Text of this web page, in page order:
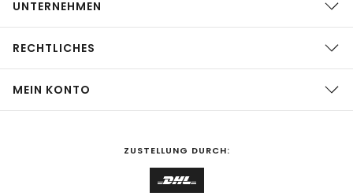
UNTERNEHMEN
RECHTLICHES
MEIN KONTO
ZUSTELLUNG DURCH: